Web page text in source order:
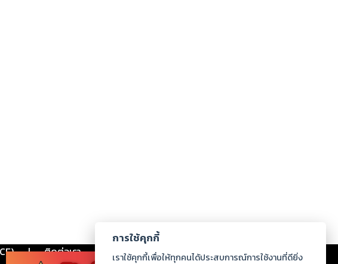
| ติดต่อเรา ร่วมงานกับเรา ดาวน์โหลด
การใช้คุกกี้
เราใช้คุกกี้เพื่อให้ทุกคนได้ประสบการณ์การใช้งานที่ดียิ่ง